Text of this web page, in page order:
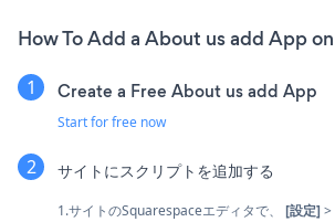
How To Add a About us add App
Create a Free About us add App
Start for free now
サイトにスクリプトを追加する
1.サイトのSquarespaceエディタで、 [設定] >